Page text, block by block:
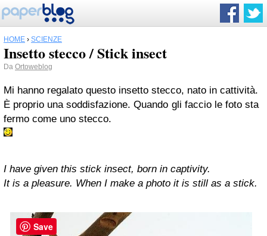
HOME › SCIENZE
Insetto stecco / Stick insect
Da Ortoweblog
Mi hanno regalato questo insetto stecco, nato in cattività.
È proprio una soddisfazione. Quando gli faccio le foto sta
fermo come uno stecco.
I have given this stick insect, born in captivity.
It is a pleasure. When I make a photo it is still as a stick.
Save